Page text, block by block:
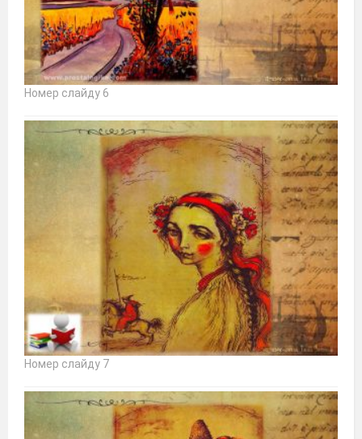
Номер слайду 6
Номер слайду 7